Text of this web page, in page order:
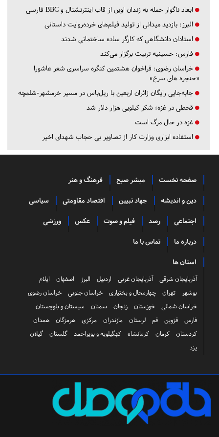
ابعاد ناگوار حمله به زندان اوین از قاب اینترنشنال و BBC فارسی
البرز: بازدید میدانی از تولید فیلم‌های خرده‌روایت داستانی
استادان دانشگاهی که کارگر ساده ساختمانی شدند
فارس: حسینیه تربیت برگزار می‌کند
خراسان رضوی: فراخوان هشتمین کنگره سراسری شعر عاشورا
«حنجره های سرخ»
جابه‌جایی رایگان زائران اربعین با ریل‌باس در مسیر خرمشهر-شلمچه
قحطی در غزه؛ شکر کیلویی هزار دلار شد
غزه در حال مرگ است
استفاده ابزاری وزارت کار از تصاویر بی حجاب شهدای اخیر
صفحه نخست مبشر صبح فرهنگ و هنر
دین و اندیشه جهاد تبیین اقتصاد مقاومتی سیاسی
اجتماعی رصد فیلم و صوت عکس ورزشی
درباره ما تماس با ما
استان ها
آذربایجان شرقی آذربایجان غربی اردبیل البرز اصفهان
ایلام
بوشهر
تهران چهارمحال و بختیاری خراسان جنوبی
خراسان رضوی
خراسان شمالی
خوزستان زنجان سمنان
سیستان و بلوچستان
فارس
قزوین قم لرستان مازندران مرکزی هرمزگان
همدان
کردستان
کرمان کرمانشاه کهگیلویه و بویراحمد گلستان
گیلان
یزد